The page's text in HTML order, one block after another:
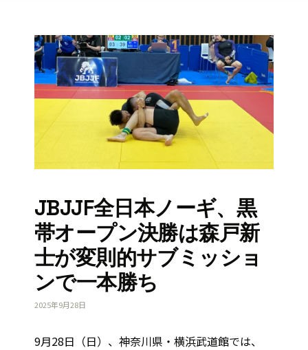
JBJJF全日本ノーギ、黒
帯オープン決勝は森戸新
士が変則的サブミッショ
ンで一本勝ち
2025年9月28日
9月28日（日）、神奈川県・横浜武道館では、